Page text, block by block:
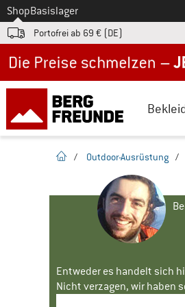
Zum
ShopBasislager
Portofrei ab 69 € (DE)
Startseite
/ Outdoor-Ausrüstung /
Entweder es handelt sich
Nicht verzagen, wir haben